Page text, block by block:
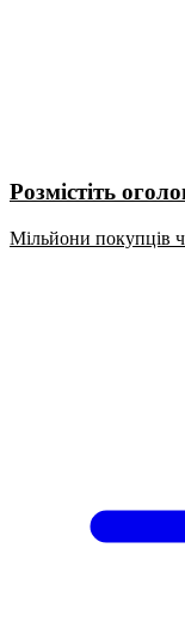
Розмістіть
Мільйони покупців